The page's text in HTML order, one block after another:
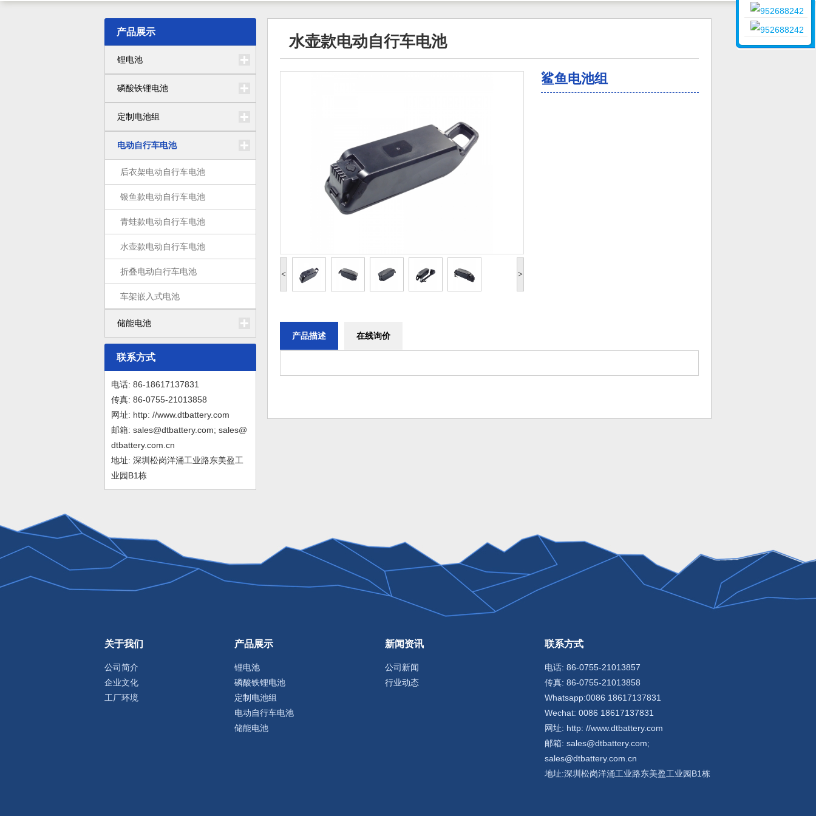
产品展示
锂电池
磷酸铁锂电池
定制电池组
电动自行车电池
后衣架电动自行车电池
银鱼款电动自行车电池
青蛙款电动自行车电池
水壶款电动自行车电池
折叠电动自行车电池
车架嵌入式电池
储能电池
联系方式
电话: 86-18617137831
传真: 86-0755-21013858
网址: http: //www.dtbattery.com
邮箱: sales@dtbattery.com; sales@
dtbattery.com.cn
地址: 深圳松岗洋涌工业路东美盈工
业园B1栋
水壶款电动自行车电池
< >
鲨鱼电池组
产品描述 在线询价
关于我们
公司简介
企业文化
工厂环境
产品展示
锂电池
磷酸铁锂电池
定制电池组
电动自行车电池
储能电池
新闻资讯
公司新闻
行业动态
联系方式
电话: 86-0755-21013857
传真: 86-0755-21013858
Whatsapp:0086 18617137831
Wechat: 0086 18617137831
网址: http: //www.dtbattery.com
邮箱: sales@dtbattery.com;
sales@dtbattery.com.cn
地址:深圳松岗洋涌工业路东美盈工业园B1栋
销售
销售